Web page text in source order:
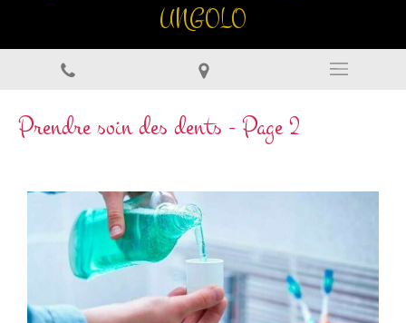
UNGOLO
Prendre soin des dents - Page 2